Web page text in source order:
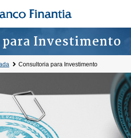
Investimento
Consultoria para Investimento